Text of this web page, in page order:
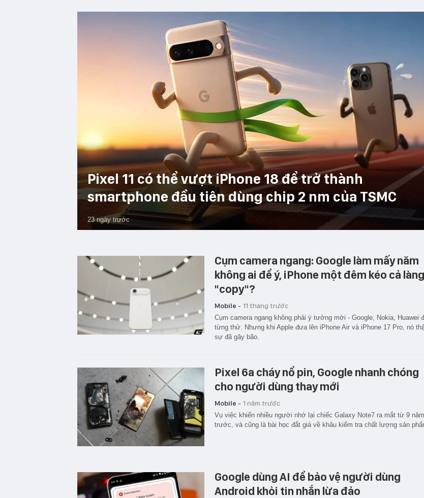
Pixel 11 có thể vượt iPhone 18 để trở thành
smartphone đầu tiên dùng chip 2 nm của TSMC
23 ngày trước
Cụm camera ngang: Google làm mấy năm
không ai để ý, iPhone một đêm kéo cả làng
"copy"?
Mobile - 11 tháng trước
Cụm camera ngang không phải ý tưởng mới - Google, Nokia, Huawei
từng thử. Nhưng khi Apple đưa lên iPhone Air và iPhone 17 Pro, nó
sự đã gây bão.
Pixel 6a cháy nổ pin, Google nhanh chóng
cho người dùng thay mới
Mobile - 1 năm trước
Vụ việc khiến nhiều người nhớ lại chiếc Galaxy Note7 ra mắt từ 9 năm
trước, và cũng là bài học đắt giá về khâu kiểm tra chất lượng sản
Google dùng AI để bảo vệ người dùng
Android khỏi tin nhắn lừa đảo